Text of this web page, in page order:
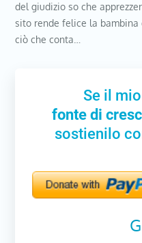
del giudizio so che
sito rende felice la
ciò che conta…
Se il
fonte di
sostienilo